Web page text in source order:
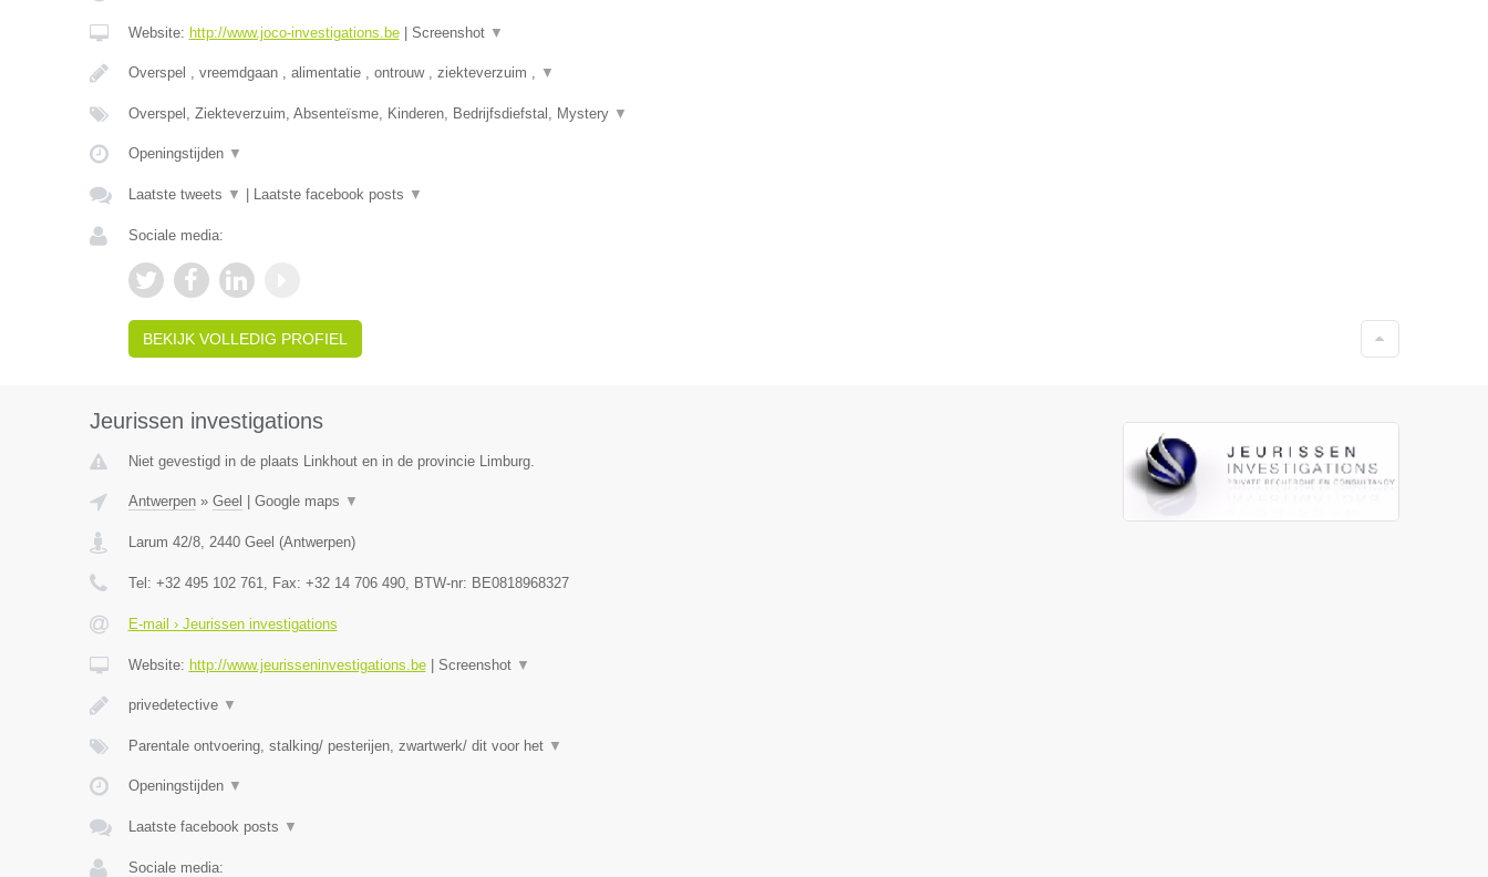
Website: http://www.joco-investigations.be| Screenshot ▼
Overspel , vreemdgaan , alimentatie , ontrouw , ziekteverzuim , ▼
Overspel, Ziekteverzuim, Absenteïsme, Kinderen, Bedrijfsdiefstal, Mystery ▼
Openingstijden ▼
Laatste tweets ▼ Laatste facebook posts ▼
Sociale media:
BEKIJK VOLLEDIG PROFIEL
Jeurissen investigations
Niet gevestigd in de plaats Linkhout en in de provincie Limburg.
Antwerpen» Geel Google maps ▼
Larum 42/8, 2440 Geel (Antwerpen)
Tel: +32 495 102 761, Fax: +32 14 706 490, BTW-nr: BE0818968327
E-mail › Jeurissen investigations
Website: http://www.jeurisseninvestigations.be| Screenshot ▼
privedetective ▼
Parentale ontvoering, stalking/ pesterijen, zwartwerk/ dit voor het ▼
Openingstijden ▼
Laatste facebook posts ▼
Sociale media: